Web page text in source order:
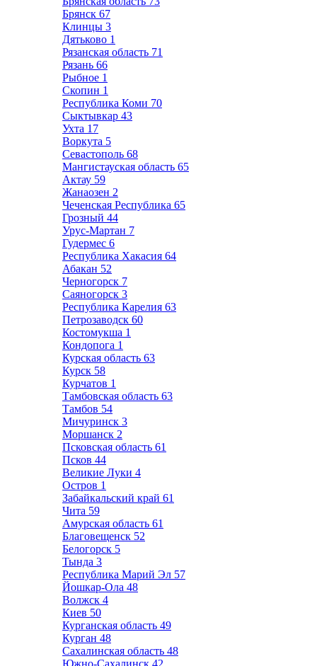
Брянск 67
Клинцы 3
Дятьково 1
Рязанская область 71
Рязань 66
Рыбное 1
Скопин 1
Республика Коми 70
Сыктывкар 43
Ухта 17
Воркута 5
Севастополь 68
Мангистауская область 65
Актау 59
Жанаозен 2
Чеченская Республика 65
Грозный 44
Урус-Мартан 7
Гудермес 6
Республика Хакасия 64
Абакан 52
Черногорск 7
Саяногорск 3
Республика Карелия 63
Петрозаводск 60
Костомукша 1
Кондопога 1
Курская область 63
Курск 58
Курчатов 1
Тамбовская область 63
Тамбов 54
Мичуринск 3
Моршанск 2
Псковская область 61
Псков 44
Великие Луки 4
Остров 1
Забайкальский край 61
Чита 59
Амурская область 61
Благовещенск 52
Белогорск 5
Тында 3
Республика Марий Эл 57
Йошкар-Ола 48
Волжск 4
Киев 50
Курганская область 49
Курган 48
Сахалинская область 48
Южно-Сахалинск 42